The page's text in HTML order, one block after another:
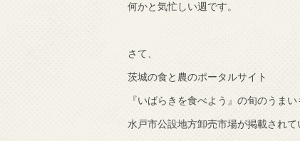
何かと気忙しい週です。
さて、
茨城の食と農のポータルサイト
『いばらきを食べよう』の旬のうま
水戸市公設地方卸売市場が掲載されて